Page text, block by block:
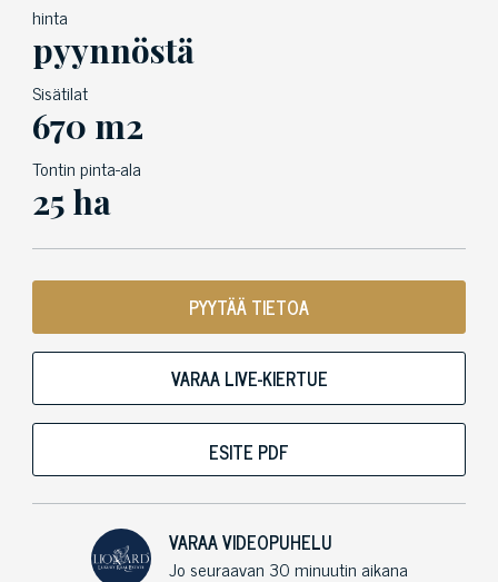
hinta
pyynnöstä
Sisätilat
670 m2
Tontin pinta-ala
25 ha
PYYTÄÄ TIETOA
VARAA LIVE-KIERTUE
ESITE PDF
VARAA VIDEOPUHELU
Jo seuraavan 30 minuutin aikana